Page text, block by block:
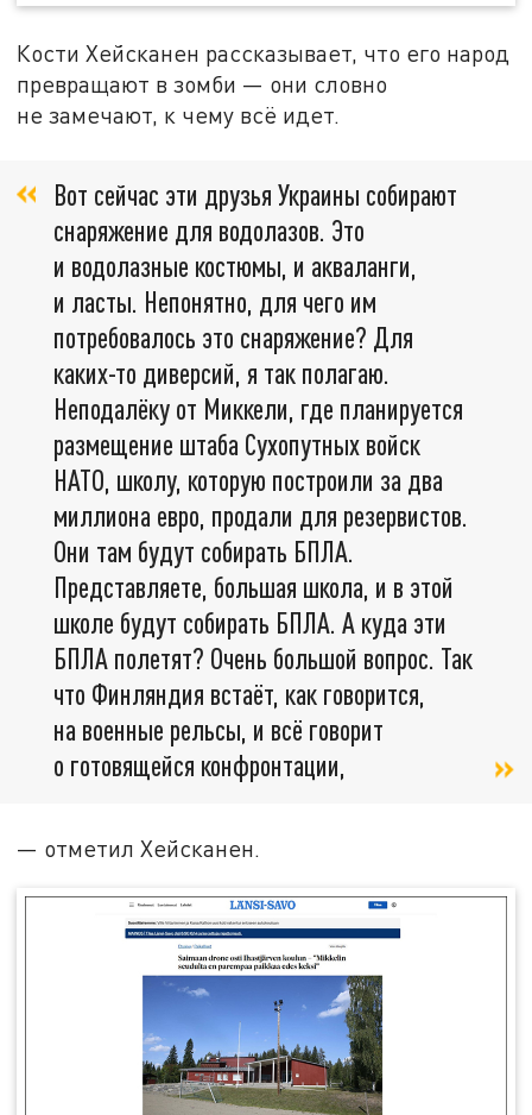
Кости Хейсканен рассказывает, что его народ
превращают в зомби — они словно
не замечают, к чему всё идет.
Вот сейчас эти друзья Украины собирают
снаряжение для водолазов. Это
и водолазные костюмы, и акваланги,
и ласты. Непонятно, для чего им
потребовалось это снаряжение? Для
каких-то диверсий, я так полагаю.
Неподалёку от Миккели, где планируется
размещение штаба Сухопутных войск
НАТО, школу, которую построили за два
миллиона евро, продали для резервистов.
Они там будут собирать БПЛА.
Представляете, большая школа, и в этой
школе будут собирать БПЛА. А куда эти
БПЛА полетят? Очень большой вопрос. Так
что Финляндия встаёт, как говорится,
на военные рельсы, и всё говорит
о готовящейся конфронтации,
— отметил Хейсканен.